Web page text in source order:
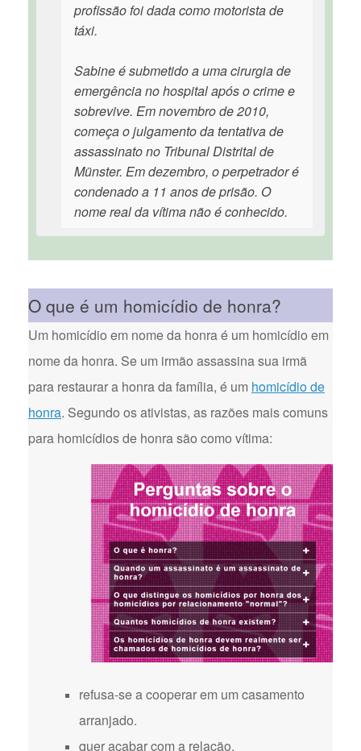
profissão foi dada como motorista de
táxi.
Sabine é submetido a uma cirurgia de
emergência no hospital após o crime e
sobrevive. Em novembro de 2010,
começa o julgamento da tentativa de
assassinato no Tribunal Distrital de
Münster. Em dezembro, o perpetrador é
condenado a 11 anos de prisão. O
nome real da vítima não é conhecido.
O que é um homicídio de honra?
Um homicídio em nome da honra é um homicídio em
nome da honra. Se um irmão assassina sua irmã
para restaurar a honra da família, é um homicídio de
honra. Segundo os ativistas, as razões mais comuns
para homicídios de honra são como vítima:
refusa-se a cooperar em um casamento
arranjado.
quer acabar com a relação.